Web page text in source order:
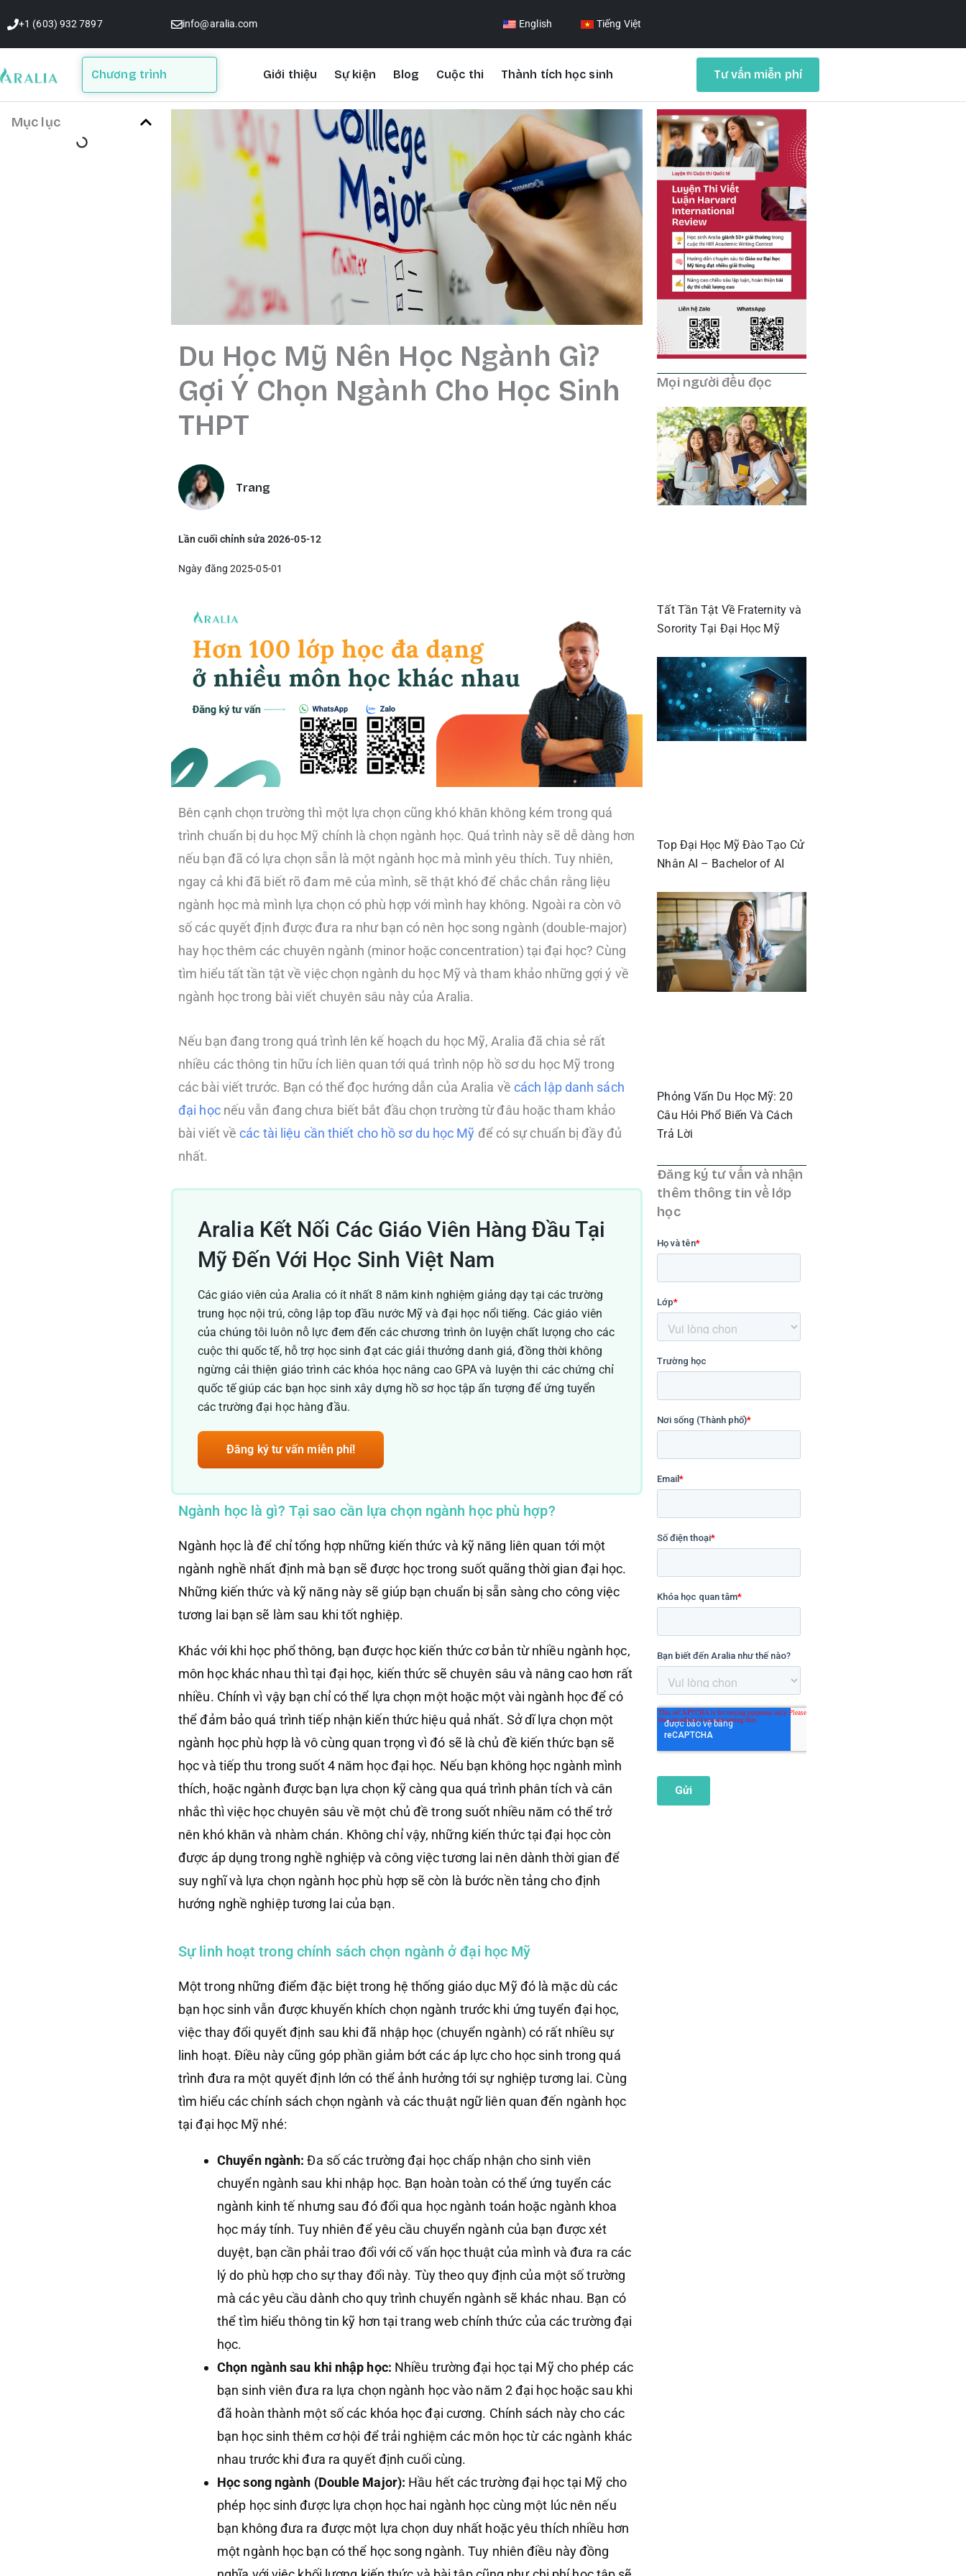
to
content
+1 (603) 932 7897 info@aralia.com English Tiếng Việt
Chương trình Giới thiệu Sự kiện Blog Cuộc thi Thành tích học sinh Tư vấn miễn phí
Mục lục
Du Học Mỹ Nên Học Ngành Gì?
Gợi Ý Chọn Ngành Cho Học Sinh
THPT
Trang
Lần cuối chỉnh sửa 2026-05-12
Ngày đăng 2025-05-01
Bên cạnh chọn trường thì một lựa chọn cũng khó khăn không kém trong quá
trình chuẩn bị du học Mỹ chính là chọn ngành học. Quá trình này sẽ dễ dàng hơn
nếu bạn đã có lựa chọn sẵn là một ngành học mà mình yêu thích. Tuy nhiên,
ngay cả khi đã biết rõ đam mê của mình, sẽ thật khó để chắc chắn rằng liệu
ngành học mà mình lựa chọn có phù hợp với mình hay không. Ngoài ra còn vô
số các quyết định được đưa ra như bạn có nên học song ngành (double-major)
hay học thêm các chuyên ngành (minor hoặc concentration) tại đại học? Cùng
tìm hiểu tất tần tật về việc chọn ngành du học Mỹ và tham khảo những gợi ý về
ngành học trong bài viết chuyên sâu này của Aralia.
Nếu bạn đang trong quá trình lên kế hoạch du học Mỹ, Aralia đã chia sẻ rất
nhiều các thông tin hữu ích liên quan tới quá trình nộp hồ sơ du học Mỹ trong
các bài viết trước. Bạn có thể đọc hướng dẫn của Aralia về cách lập danh sách
đại họcnếu vẫn đang chưa biết bắt đầu chọn trường từ đâu hoặc tham khảo
bài viết vềcác tài liệu cần thiết cho hồ sơ du học Mỹ để có sự chuẩn bị đầy đủ
nhất.
Aralia Kết Nối Các Giáo Viên Hàng Đầu Tại
Mỹ Đến Với Học Sinh Việt Nam
Các giáo viên của Aralia có ít nhất 8 năm kinh nghiệm giảng dạy tại các trường
trung học nội trú, công lập top đầu nước Mỹ và đại học nổi tiếng. Các giáo viên
của chúng tôi luôn nỗ lực đem đến các chương trình ôn luyện chất lưọng cho các
cuộc thi quốc tế, hỗ trợ học sinh đạt các giải thưởng danh giá, đồng thời không
ngừng cải thiện giáo trình các khóa học nâng cao GPA và luyện thi các chứng chỉ
quốc tế giúp các bạn học sinh xây dựng hồ sơ học tập ấn tượng để ứng tuyển
các trường đại học hàng đầu.
Đăng ký tư vấn miễn phí!
Ngành học là gì? Tại sao cần lựa chọn ngành học phù hợp?
Ngành học là để chỉ tổng hợp những kiến thức và kỹ năng liên quan tới một
ngành nghề nhất định mà bạn sẽ được học trong suốt quãng thời gian đại học.
Những kiến thức và kỹ năng này sẽ giúp bạn chuẩn bị sẵn sàng cho công việc
tương lai bạn sẽ làm sau khi tốt nghiệp.
Khác với khi học phổ thông, bạn được học kiến thức cơ bản từ nhiều ngành học,
môn học khác nhau thì tại đại học, kiến thức sẽ chuyên sâu và nâng cao hơn rất
nhiều. Chính vì vậy bạn chỉ có thể lựa chọn một hoặc một vài ngành học để có
thể đảm bảo quá trình tiếp nhận kiến thức hiệu quả nhất. Sở dĩ lựa chọn một
ngành học phù hợp là vô cùng quan trọng vì đó sẽ là chủ đề kiến thức bạn sẽ
học và tiếp thu trong suốt 4 năm học đại học. Nếu bạn không học ngành mình
thích, hoặc ngành được bạn lựa chọn kỹ càng qua quá trình phân tích và cân
nhắc thì việc học chuyên sâu về một chủ đề trong suốt nhiều năm có thể trở
nên khó khăn và nhàm chán. Không chỉ vậy, những kiến thức tại đại học còn
được áp dụng trong nghề nghiệp và công việc tương lai nên dành thời gian để
suy nghĩ và lựa chọn ngành học phù hợp sẽ còn là bước nền tảng cho định
hướng nghề nghiệp tương lai của bạn.
Sự linh hoạt trong chính sách chọn ngành ở đại học Mỹ
Một trong những điểm đặc biệt trong hệ thống giáo dục Mỹ đó là mặc dù các
bạn học sinh vẫn được khuyến khích chọn ngành trước khi ứng tuyển đại học,
việc thay đổi quyết định sau khi đã nhập học (chuyển ngành) có rất nhiều sự
linh hoạt. Điều này cũng góp phần giảm bớt các áp lực cho học sinh trong quá
trình đưa ra một quyết định lớn có thể ảnh hưởng tới sự nghiệp tương lai. Cùng
tìm hiểu các chính sách chọn ngành và các thuật ngữ liên quan đến ngành học
tại đại học Mỹ nhé:
Chuyển ngành: Đa số các trường đại học chấp nhận cho sinh viên
chuyển ngành sau khi nhập học. Bạn hoàn toàn có thể ứng tuyển các
ngành kinh tế nhưng sau đó đổi qua học ngành toán hoặc ngành khoa
học máy tính. Tuy nhiên để yêu cầu chuyển ngành của bạn được xét
duyệt, bạn cần phải trao đổi với cố vấn học thuật của mình và đưa ra các
lý do phù hợp cho sự thay đổi này. Tùy theo quy định của một số trường
mà các yêu cầu dành cho quy trình chuyển ngành sẽ khác nhau. Bạn có
thể tìm hiểu thông tin kỹ hơn tại trang web chính thức của các trường đại
học.
Chọn ngành sau khi nhập học: Nhiều trường đại học tại Mỹ cho phép các
bạn sinh viên đưa ra lựa chọn ngành học vào năm 2 đại học hoặc sau khi
đã hoàn thành một số các khóa học đại cương. Chính sách này cho các
bạn học sinh thêm cơ hội để trải nghiệm các môn học từ các ngành khác
nhau trước khi đưa ra quyết định cuối cùng.
Học song ngành (Double Major): Hầu hết các trường đại học tại Mỹ cho
phép học sinh được lựa chọn học hai ngành học cùng một lúc nên nếu
bạn không đưa ra được một lựa chọn duy nhất hoặc yêu thích nhiều hơn
một ngành học bạn có thể học song ngành. Tuy nhiên điều này đồng
Mọi người đều đọc
Tất Tần Tật Về Fraternity và
Sorority Tại Đại Học Mỹ
Top Đại Học Mỹ Đào Tạo Cử
Nhân AI – Bachelor of AI
Phỏng Vấn Du Học Mỹ: 20
Câu Hỏi Phổ Biến Và Cách
Trả Lời
Đăng ký tư vấn và nhận
thêm thông tin về lớp
học